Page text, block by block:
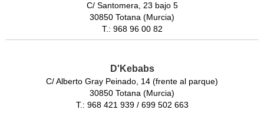
C/ Santomera, 23 bajo 5
30850 Totana (Murcia)
T.: 968 96 00 82
D'Kebabs
C/ Alberto Gray Peinado, 14 (frente al parque)
30850 Totana (Murcia)
T.: 968 421 939 / 699 502 663